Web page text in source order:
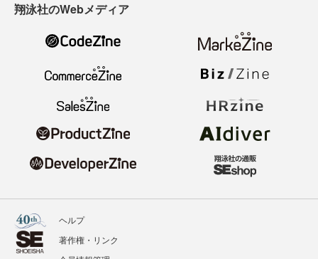
翔泳社のWebメディア
ヘルプ
著作権・リンク